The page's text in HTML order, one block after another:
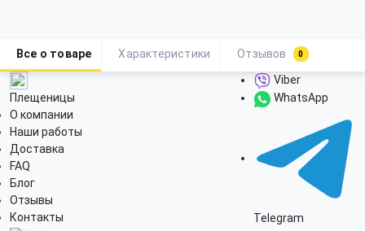
Плещеницы
О компании
Наши работы
Доставка
FAQ
Блог
Отзывы
Контакты
Viber
WhatsApp
Telegram
Все о товаре Характеристики Отзывов 0